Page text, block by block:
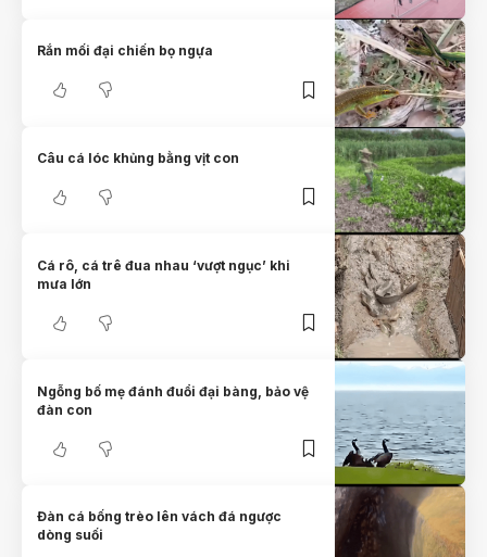
Rắn mối đại chiến bọ ngựa
Câu cá lóc khủng bằng vịt con
Cá rô, cá trê đua nhau ‘vượt ngục’ khi
mưa lớn
Ngỗng bố mẹ đánh đuổi đại bàng, bảo vệ
đàn con
Đàn cá bống trèo lên vách đá ngược
dòng suối